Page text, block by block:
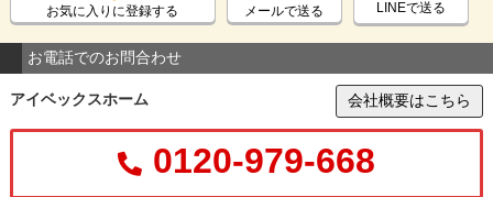
お気に入りに登録する メールで送る LINEで送る
お電話でのお問合わせ
アイベックスホーム 会社概要はこちら
0120-979-668